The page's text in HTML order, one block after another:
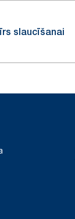
slaucīšanai